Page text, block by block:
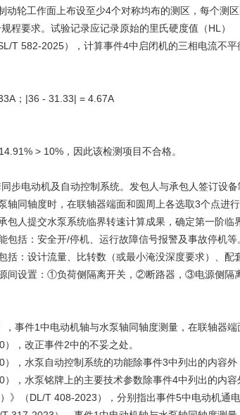
轮工作面上布设至少4个对称均布的测区，每个测
程要求。试验记录应记录原始的里氏硬度值（HL）
T 582-2025），计算事件4中启闭机的三相电流不
；|36 - 31.33| = 4.67A
> 10%，因此该检测项目不合格。
步电动机及自动控制系统。发包人与承包人签订设
同轴度时，在联轴器端面和圆周上各选取3个点进行
人提交水泵系统临界转速计算成果，确定第一阶临
括：安全开/停机、运行故障信号报警及事故停机等
：设计流量、比转数（或最小淹没深度要求）、配
间设置：①负荷侧隔离开关，②断路器，③电源侧
事件1中电动机轴与水泵轴同轴度测量，在联轴器
，改正事件2中的不妥之处。
，水泵自动控制系统的功能除事件3中列出的内容外
，水泵铭牌上的主要技术参数除事件4中列出的内容
（DL/T 408-2023），分别指出事件5中电动机通